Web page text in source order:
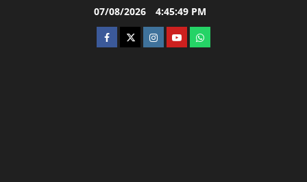
07/08/2026 4:45:50 PM
facebooktwitterinstagram.com
youtubewhatsapp